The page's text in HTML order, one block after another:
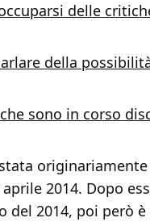
delle
della
sono in corso
2014. Dopo
del 2014, poi però